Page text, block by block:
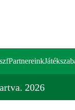
Partnereink
2026